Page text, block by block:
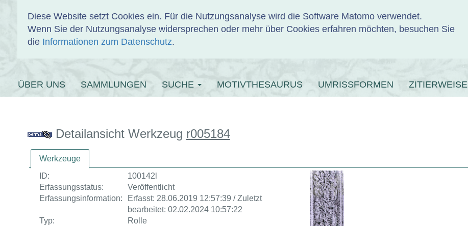
Diese Website setzt Cookies ein. Für die Nutzungsanalyse wird die Software Matomo verwendet.
Wenn Sie der Nutzungsanalyse widersprechen oder mehr über Cookies erfahren möchten, besuchen Sie
die Informationen zum Datenschutz.
EINBANDDATENBANK
ÜBER UNS SAMMLUNGEN SUCHE MOTIVTHESAURUS UMRISSFORMEN ZITIERWEISE
Detailansicht Werkzeug r005184
Werkzeuge
ID:
100142l
Erfassungsstatus:
Veröffentlicht
Erfassungsinformation:
Erfasst: 28.06.2019 12:57:39 / Zuletzt
bearbeitet: 02.02.2024 10:57:22
Typ:
Rolle